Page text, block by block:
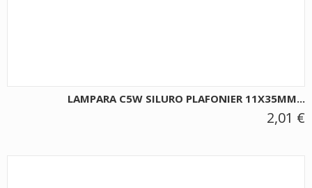
LAMPARA C5W SILURO PLAFONIER 11X35MM...
2,01 €